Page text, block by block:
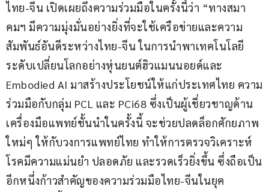
ไทย-จีน เปิดเผยถึงความร่วมมือในครั้งนี้ว่า “ทางสมา
คมฯ มีความมุ่งมั่นอย่างยิ่งที่จะใช้เครือข่ายและความ
สัมพันธ์อันดีระหว่างไทย-จีน ในการนำพาเทคโนโลยี
ระดับเปลี่ยนโลกอย่างหุ่นยนต์ฮิวแมนนอยด์และ
Embodied AI มาสร้างประโยชน์ให้แก่ประเทศไทย ความ
ร่วมมือกับกลุ่ม PCL และ PCi68 ซึ่งเป็นผู้เชี่ยวชาญด้าน
เครื่องมือแพทย์ชั้นนำในครั้งนี้ จะช่วยปลดล็อกศักยภาพ
ใหม่ๆ ให้กับวงการแพทย์ไทย ทำให้การตรวจวิเคราะห์
โรคมีความแม่นยำ ปลอดภัย และรวดเร็วยิ่งขึ้น ซึ่งถือเป็น
อีกหนึ่งก้าวสำคัญของความร่วมมือไทย-จีนในยุค